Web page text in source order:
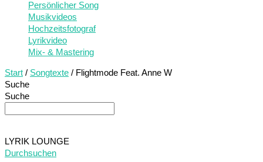
Persönlicher Song
Musikvideos
Hochzeitsfotograf
Lyrikvideo
Mix- & Mastering
Start / Songtexte / Flightmode Feat. Anne W
Suche
Suche
LYRIK LOUNGE
Durchsuchen